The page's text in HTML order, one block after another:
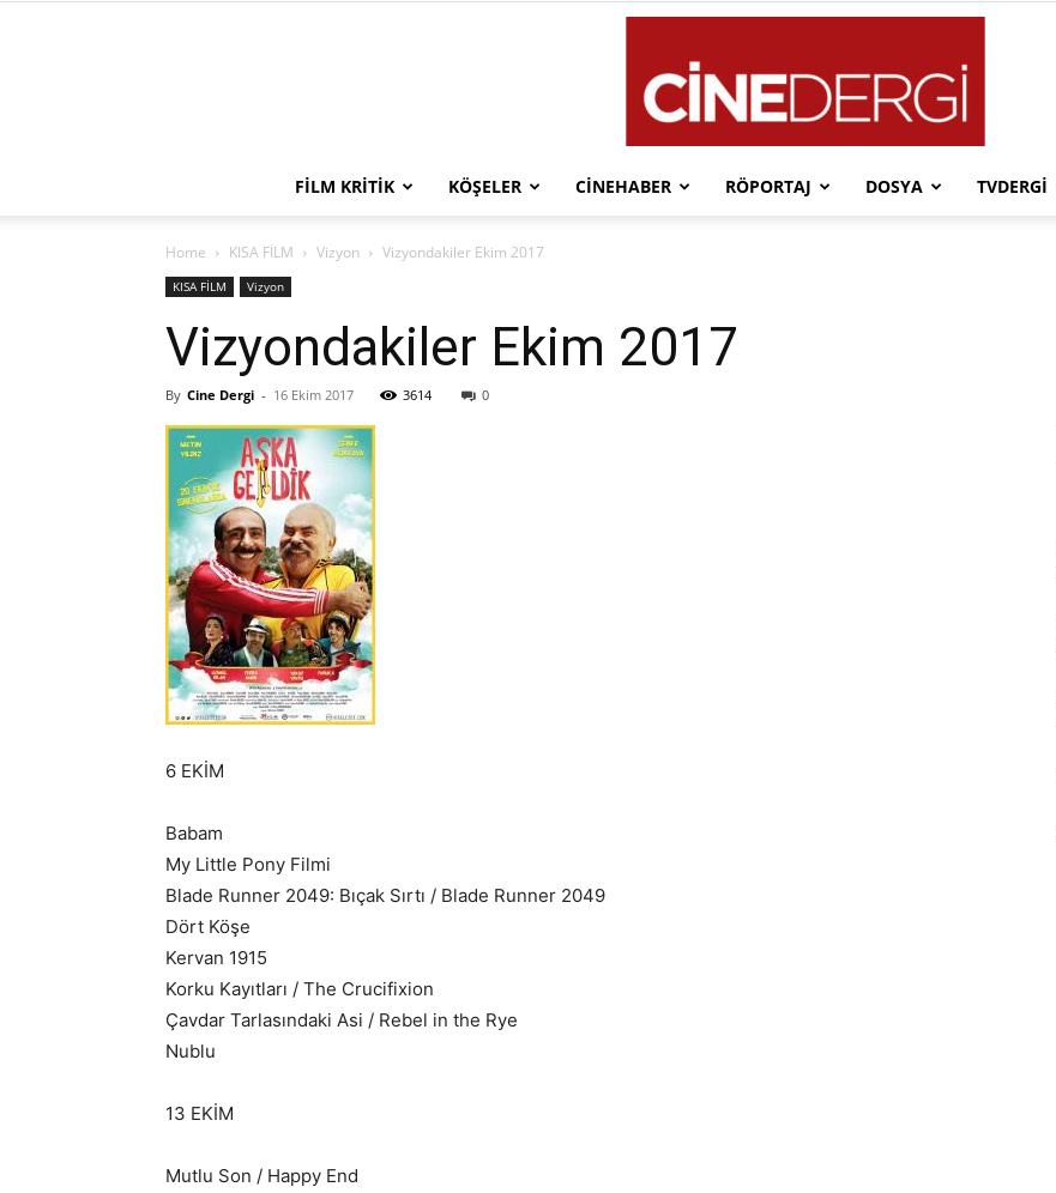
FILM KRITIK KÖŞELER CINEHABER RÖPORTAJ DOSYA TVDERGI
Home KISA FİLM Vizyon Vizyondakiler Ekim 2017
KISA FİLM Vizyon
Vizyondakiler Ekim 2017
By Cine Dergi - 16 Ekim 2017 3614 0
6 EKİM
Babam
My Little Pony Filmi
Blade Runner 2049: Bıçak Sırtı / Blade Runner 2049
Dört Köşe
Kervan 1915
Korku Kayıtları / The Crucifixion
Çavdar Tarlasındaki Asi / Rebel in the Rye
Nublu
13 EKİM
Mutlu Son / Happy End